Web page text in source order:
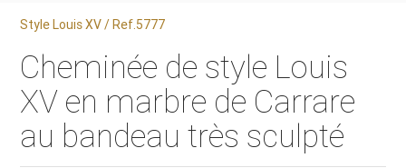
Style Louis XV / Ref.5777
Cheminée de style Louis
XV en marbre de Carrare
au bandeau très sculpté